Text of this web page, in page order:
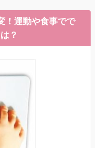
！運動や食事でで
？